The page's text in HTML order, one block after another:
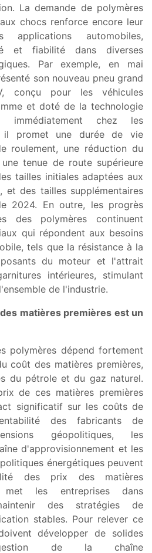
La demande de polymères
chocs renforce encore leur
automobiles,
et fiabilité dans diverses
Par exemple, en mai
son nouveau pneu grand
conçu pour les véhicules
et doté de la technologie
immédiatement chez les
il promet une durée de vie
roulement, une réduction du
tenue de route supérieure
tailles initiales adaptées aux
et des tailles supplémentaires
2024. En outre, les progrès
des polymères continuent
qui répondent aux besoins
tels que la résistance à la
du moteur et l'attrait
intérieures, stimulant
de l'industrie.
matières premières est un
polymères dépend fortement
coût des matières premières,
du pétrole et du gaz naturel.
de ces matières premières
significatif sur les coûts de
des fabricants de
géopolitiques, les
d'approvisionnement et les
énergétiques peuvent
des prix des matières
les entreprises dans
des stratégies de
stables. Pour relever ce
développer de solides
de la chaîne